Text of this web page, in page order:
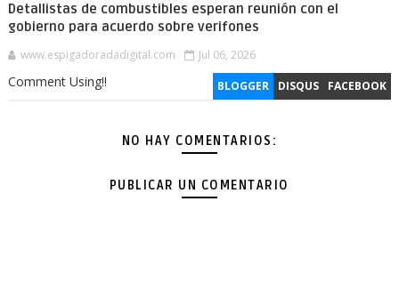
Detallistas de combustibles esperan reunión con el
gobierno para acuerdo sobre verifones
www.espigadoradadigital.com Jul 06, 2026
BLOGGER DISQUS FACEBOOK
Comment Using!!
NO HAY COMENTARIOS:
PUBLICAR UN COMENTARIO